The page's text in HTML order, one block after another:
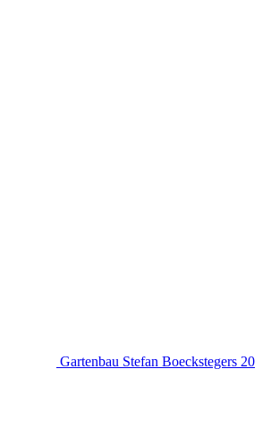
Gartenbau Stefan Boeckstegers 20